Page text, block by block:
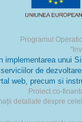
Programul
unui
de
web, precum si
Proiect co-
detaliate despre